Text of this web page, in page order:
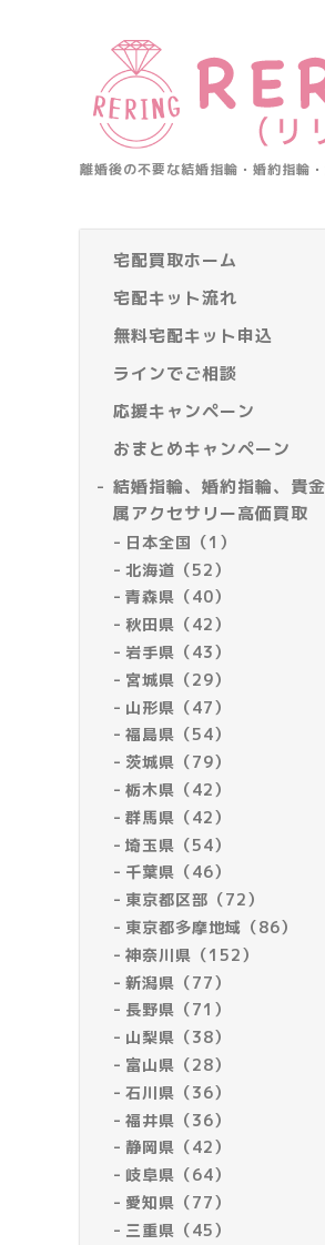
離婚後の不要な結婚指輪・婚約指輪
宅配買取ホーム
宅配キット流れ
無料宅配キット申込
ラインでご相談
応援キャンペーン
おまとめキャンペーン
結婚指輪、婚約指輪、貴金
属アクセサリー高価買取
日本全国（1）
北海道（52）
青森県（40）
秋田県（42）
岩手県（43）
宮城県（29）
山形県（47）
福島県（54）
茨城県（79）
栃木県（42）
群馬県（42）
埼玉県（54）
千葉県（46）
東京都区部（72）
東京都多摩地域（86）
神奈川県（152）
新潟県（77）
長野県（71）
山梨県（38）
富山県（28）
石川県（36）
福井県（36）
静岡県（42）
岐阜県（64）
愛知県（77）
三重県（45）